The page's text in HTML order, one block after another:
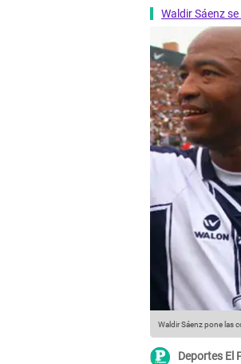
Waldir Sáenz
Waldir Sáenz pone las
Deportes El